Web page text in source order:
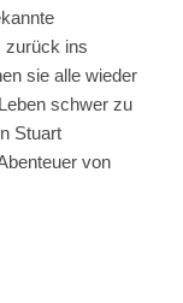
zurück ins
sie alle wieder
schwer zu
Stuart
von